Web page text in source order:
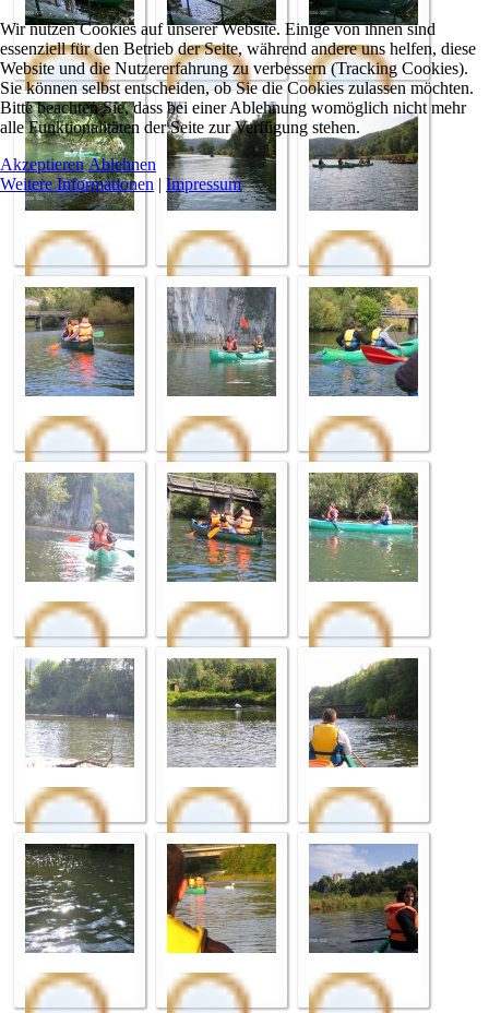
Wir nutzen Cookies auf unserer Website. Einige von ihnen sind
essenziell für den Betrieb der Seite, während andere uns helfen, diese
Website und die Nutzererfahrung zu verbessern (Tracking Cookies).
Sie können selbst entscheiden, ob Sie die Cookies zulassen möchten.
Bitte beachten Sie, dass bei einer Ablehnung womöglich nicht mehr
alle Funktionalitäten der Seite zur Verfügung stehen.
Akzeptieren Ablehnen
Weitere Informationen | Impressum